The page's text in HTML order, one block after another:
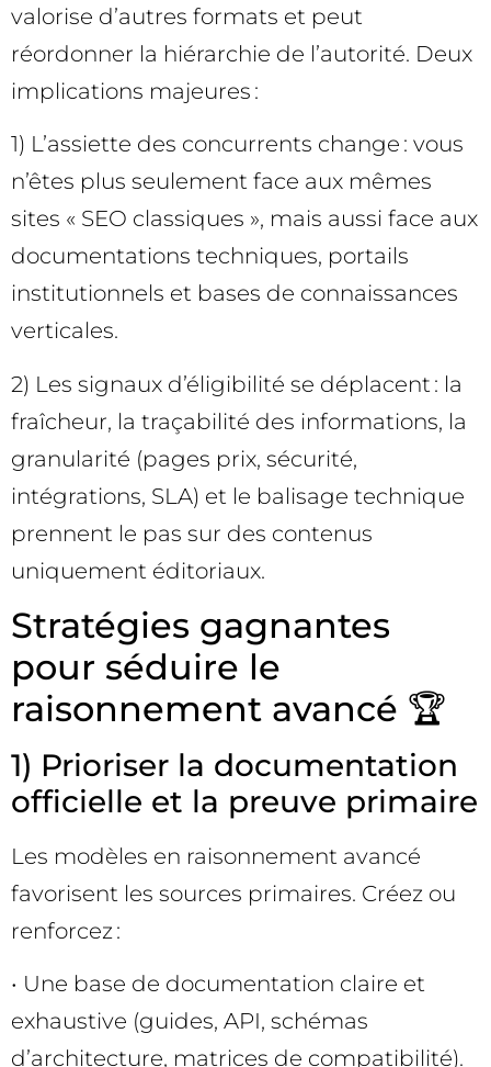
valorise d’autres formats et peut
réordonner la hiérarchie de l’autorité. Deux
implications majeures :
1) L’assiette des concurrents change : vous
n’êtes plus seulement face aux mêmes
sites « SEO classiques », mais aussi face aux
documentations techniques, portails
institutionnels et bases de connaissances
verticales.
2) Les signaux d’éligibilité se déplacent : la
fraîcheur, la traçabilité des informations, la
granularité (pages prix, sécurité,
intégrations, SLA) et le balisage technique
prennent le pas sur des contenus
uniquement éditoriaux.
Stratégies gagnantes
pour séduire le
raisonnement avancé 🏆
1) Prioriser la documentation
officielle et la preuve primaire
Les modèles en raisonnement avancé
favorisent les sources primaires. Créez ou
renforcez :
• Une base de documentation claire et
exhaustive (guides, API, schémas
d’architecture, matrices de compatibilité).